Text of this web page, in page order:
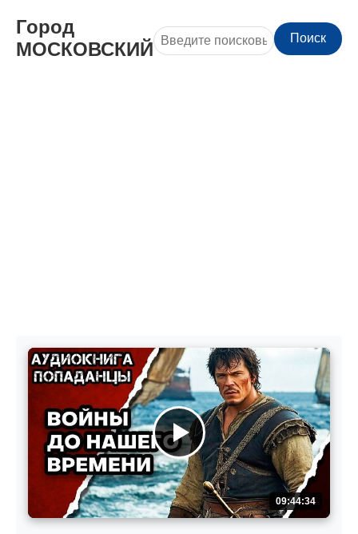
Город
МОСКОВСКИЙ
Поиск
09:44:34